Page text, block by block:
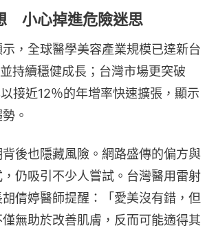
小心掉進危險迷思
，全球醫學美容產業規模已達新台
持續穩健成長；台灣市場更突破
接近12％的年增率快速擴張，顯示
。
後也隱藏風險。網路盛傳的偏方與
仍吸引不少人嘗試。台灣醫用雷射
倩婷醫師提醒：「愛美沒有錯，但
無助於改善肌膚，反而可能適得其